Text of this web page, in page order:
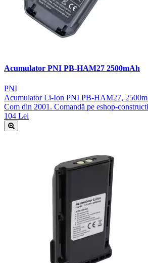
Acumulator PNI PB-HAM27 2500mAh
PNI
Acumulator Li-Ion PNI PB-HAM27,
Com din 2001. Comandă pe eshop-
104 Lei